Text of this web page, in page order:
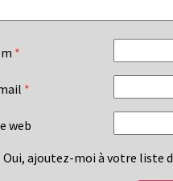
*
*
web
Oui, ajoutez-moi à votre liste